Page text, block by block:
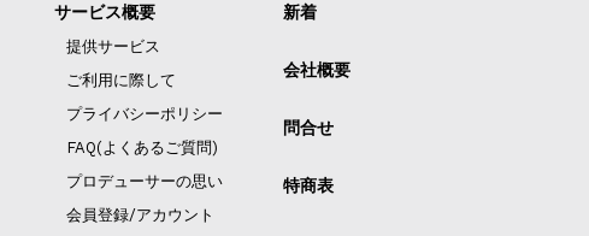
サービス概要
提供サービス
ご利用に際して
プライバシーポリシー
FAQ(よくあるご質問)
プロデューサーの思い
会員登録/アカウント
新着
会社概要
問合せ
特商表